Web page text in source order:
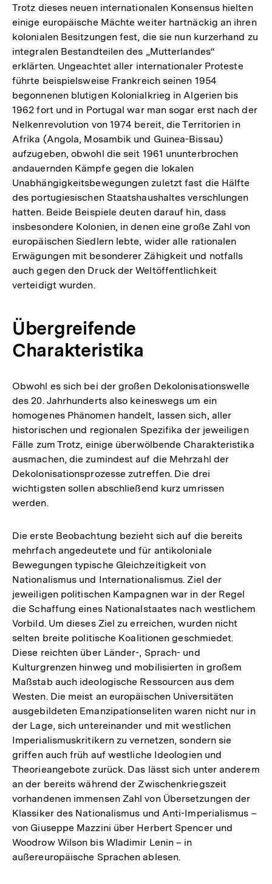
Trotz dieses neuen internationalen Konsensus hielten
einige europäische Mächte weiter hartnäckig an ihren
kolonialen Besitzungen fest, die sie nun kurzerhand zu
integralen Bestandteilen des „Mutterlandes“
erklärten. Ungeachtet aller internationaler Proteste
führte beispielsweise Frankreich seinen 1954
begonnenen blutigen Kolonialkrieg in Algerien bis
1962 fort und in Portugal war man sogar erst nach der
Nelkenrevolution von 1974 bereit, die Territorien in
Afrika (Angola, Mosambik und Guinea-Bissau)
aufzugeben, obwohl die seit 1961 ununterbrochen
andauernden Kämpfe gegen die lokalen
Unabhängigkeitsbewegungen zuletzt fast die Hälfte
des portugiesischen Staatshaushaltes verschlungen
hatten. Beide Beispiele deuten darauf hin, dass
insbesondere Kolonien, in denen eine große Zahl von
europäischen Siedlern lebte, wider alle rationalen
Erwägungen mit besonderer Zähigkeit und notfalls
auch gegen den Druck der Weltöffentlichkeit
verteidigt wurden.
Übergreifende
Charakteristika
Obwohl es sich bei der großen Dekolonisationswelle
des 20. Jahrhunderts also keineswegs um ein
homogenes Phänomen handelt, lassen sich, aller
historischen und regionalen Spezifika der jeweiligen
Fälle zum Trotz, einige überwölbende Charakteristika
ausmachen, die zumindest auf die Mehrzahl der
Dekolonisationsprozesse zutreffen. Die drei
wichtigsten sollen abschließend kurz umrissen
werden.
Die erste Beobachtung bezieht sich auf die bereits
mehrfach angedeutete und für antikoloniale
Bewegungen typische Gleichzeitigkeit von
Nationalismus und Internationalismus. Ziel der
jeweiligen politischen Kampagnen war in der Regel
die Schaffung eines Nationalstaates nach westlichem
Vorbild. Um dieses Ziel zu erreichen, wurden nicht
selten breite politische Koalitionen geschmiedet.
Diese reichten über Länder-, Sprach- und
Kulturgrenzen hinweg und mobilisierten in großem
Maßstab auch ideologische Ressourcen aus dem
Westen. Die meist an europäischen Universitäten
ausgebildeten Emanzipationseliten waren nicht nur in
der Lage, sich untereinander und mit westlichen
Imperialismuskritikern zu vernetzen, sondern sie
griffen auch früh auf westliche Ideologien und
Theorieangebote zurück. Das lässt sich unter anderem
an der bereits während der Zwischenkriegszeit
vorhandenen immensen Zahl von Übersetzungen der
Klassiker des Nationalismus und Anti-Imperialismus –
von Giuseppe Mazzini über Herbert Spencer und
Woodrow Wilson bis Wladimir Lenin – in
außereuropäische Sprachen ablesen.